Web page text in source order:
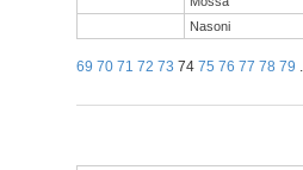
Nasoni
69 70 71 72 73 74 75 76 77 78 79